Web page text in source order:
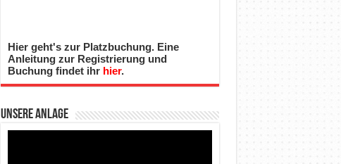
Hier geht's zur Platzbuchung. Eine
Anleitung zur Registrierung und
Buchung findet ihr hier.
Unsere Anlage